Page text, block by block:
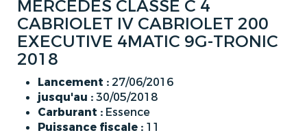
MERCEDES CLASSE C 4
CABRIOLET IV CABRIOLET 200
EXECUTIVE 4MATIC 9G-TRONIC
2018
Lancement : 27/06/2016
jusqu'au :30/05/2018
Carburant : Essence
Puissance fiscale : 11